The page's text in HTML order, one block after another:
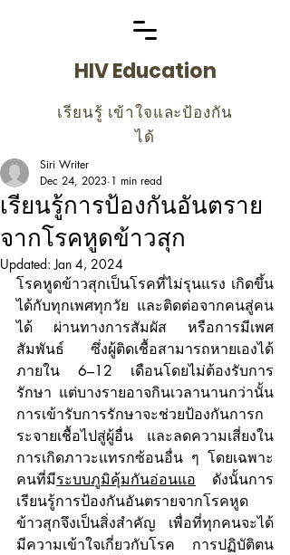
HIV Education
เรียนรู้ เข้าใจและป้องกัน
ได้
เรียนรู้การป้องกันอันตราย
จากโรคหูดข้าวสุก
Siri Writer
Dec 24, 2023 1 min read
Updated:Jan 4, 2024
โรคหูดข้าวสุกเป็นโรคที่ไม่รุนแรง เกิดขึ้น
ได้กับทุกเพศทุกวัย และติดต่อจากคนสู่คน
ได้ ผ่านทางการสัมผัส หรือการมีเพศ
สัมพันธ์ ซึ่งผู้ติดเชื้อสามารถหายเองได้
ภายใน 6–12 เดือนโดยไม่ต้องรับการ
รักษา แต่บางรายอาจกินเวลานานกว่านั้น
การเข้ารับการรักษาจะช่วยป้องกันการก
ระจายเชื้อไปสู่ผู้อื่น และลดความเสี่ยงใน
การเกิดภาวะแทรกซ้อนอื่น ๆ โดยเฉพาะ
คนที่มีระบบภูมิคุ้มกันอ่อนแอ ดังนั้นการ
เรียนรู้การป้องกันอันตรายจากโรคหูด
ข้าวสุกจึงเป็นสิ่งสำคัญ เพื่อที่ทุกคนจะได้
มีความเข้าใจเกี่ยวกับโรค การปฏิบัติตน